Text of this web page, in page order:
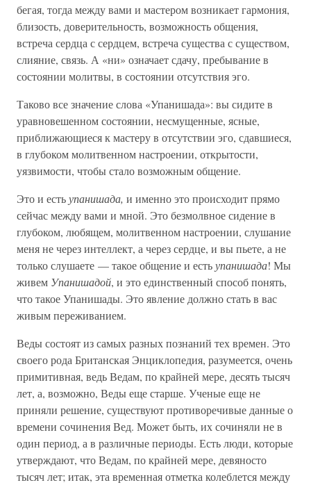
бегая, тогда между вами и мастером возникает гармония,
близость, доверительность, возможность общения,
встреча сердца с сердцем, встреча существа с существом,
слияние, связь. А «ни» означает сдачу, пребывание в
состоянии молитвы, в состоянии отсутствия эго.
Таково все значение слова «Упанишада»: вы сидите в
уравновешенном состоянии, несмущенные, ясные,
приближающиеся к мастеру в отсутствии эго, сдавшиеся,
в глубоком молитвенном настроении, открытости,
уязвимости, чтобы стало возможным общение.
Это и естьупанишада, и именно это происходит прямо
сейчас между вами и мной. Это безмолвное сидение в
глубоком, любящем, молитвенном настроении, слушание
меня не через интеллект, а через сердце, и вы пьете, а не
только слушаете — такое общение и естьупанишада! Мы
живем Упанишадой, и это единственный способ понять,
что такое Упанишады. Это явление должно стать в вас
живым переживанием.
Веды состоят из самых разных познаний тех времен. Это
своего рода Британская Энциклопедия, разумеется, очень
примитивная, ведь Ведам, по крайней мере, десять тысяч
лет, а, возможно, Веды еще старше. Ученые еще не
приняли решение, существуют противоречивые данные о
времени сочинения Вед. Может быть, их сочиняли не в
один период, а в различные периоды. Есть люди, которые
утверждают, что Ведам, по крайней мере, девяносто
тысяч лет; итак, эта временная отметка колеблется между